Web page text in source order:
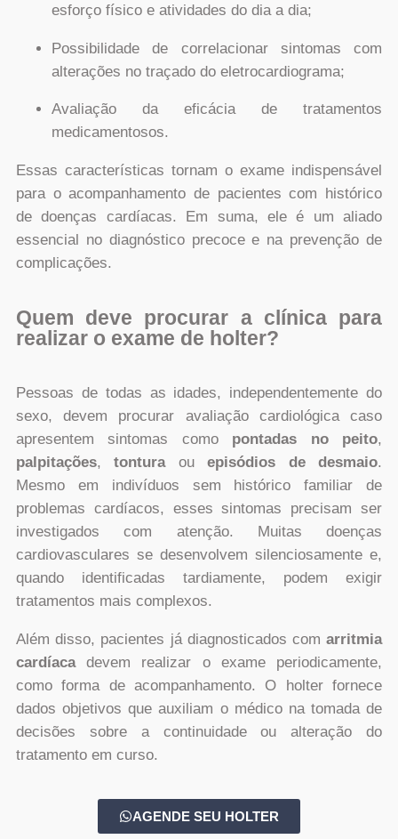
esforço físico e atividades do dia a dia;
Possibilidade de correlacionar sintomas com
alterações no traçado do eletrocardiograma;
Avaliação da eficácia de tratamentos
medicamentosos.
Essas características tornam o exame indispensável
para o acompanhamento de pacientes com histórico
de doenças cardíacas. Em suma, ele é um aliado
essencial no diagnóstico precoce e na prevenção de
complicações.
Quem deve procurar a clínica para
realizar o exame de holter?
Pessoas de todas as idades, independentemente do
sexo, devem procurar avaliação cardiológica caso
apresentem sintomas como pontadas no peito,
palpitações,tonturaouepisódios de desmaio.
Mesmo em indivíduos sem histórico familiar de
problemas cardíacos, esses sintomas precisam ser
investigados com atenção. Muitas doenças
cardiovasculares se desenvolvem silenciosamente e,
quando identificadas tardiamente, podem exigir
tratamentos mais complexos.
Além disso, pacientes já diagnosticados com arritmia
cardíacadevem realizar o exame periodicamente,
como forma de acompanhamento. O holter fornece
dados objetivos que auxiliam o médico na tomada de
decisões sobre a continuidade ou alteração do
tratamento em curso.
AGENDE SEU HOLTER